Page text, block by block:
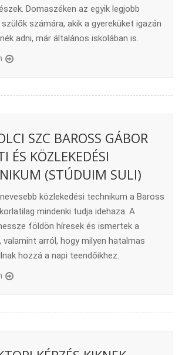
Domaszéken az egyik legjobb
számára, akik a gyereküket igazán
adni, már általános iskolában is.
SZC BAROSS GÁBOR
ÉS KÖZLEKEDÉSI
(STÚDUIM SULI)
közlekedési technikum a Baross
mindenki tudja idehaza. A
földön híresek és ismertek a
valamint arról, hogy milyen hatalmas
hozzá a napi teendőikhez.